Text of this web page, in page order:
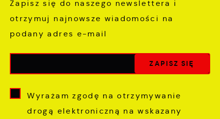
Zapisz się do naszego newslettera i
otrzymuj najnowsze wiadomości na
podany adres e-mail
Wyrażam zgodę na otrzymywanie
drogą elektroniczną na wskazany